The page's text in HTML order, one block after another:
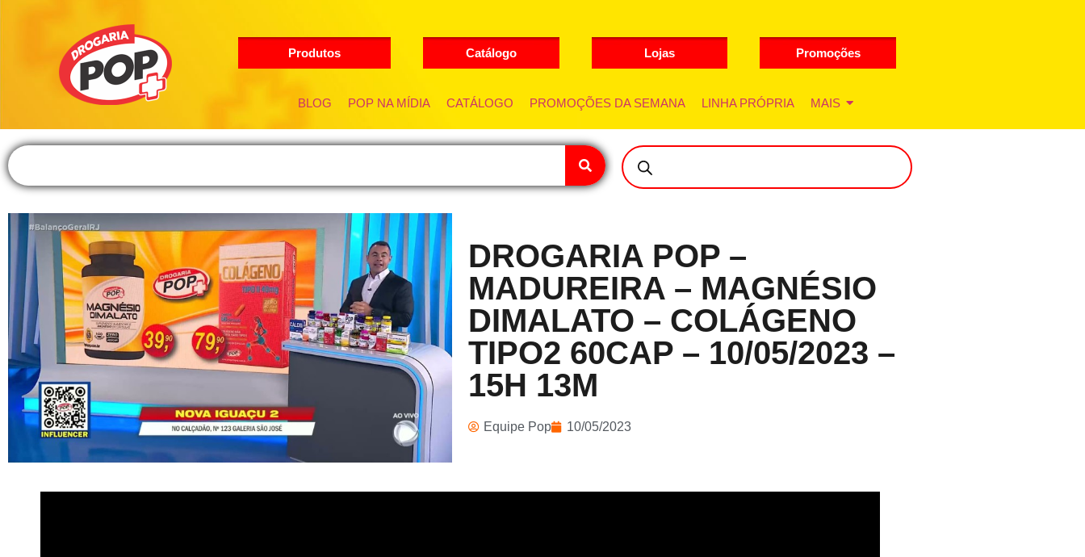
Produtos Catálogo Lojas Promoções
BLOG POP NA MÍDIA CATÁLOGO PROMOÇÕES DA SEMANA LINHA PRÓPRIA MAIS
DROGARIA POP –
MADUREIRA – MAGNÉSIO
DIMALATO – COLÁGENO
TIPO2 60CAP – 10/05/2023 –
15H 13M
Equipe Pop 10/05/2023